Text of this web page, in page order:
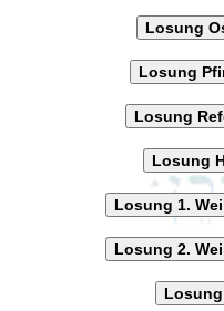
Losung
Losung
Losung
Losung
Losung 1.
Losung 2.